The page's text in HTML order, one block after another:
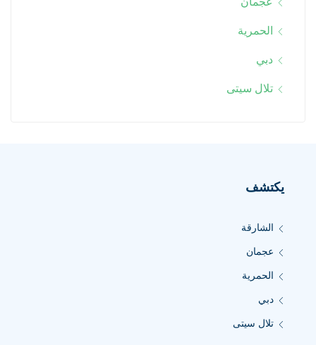
الحمرية
دبي
تلال سيتى
يكتشف
الشارقة
عجمان
الحمرية
دبي
تلال سيتى